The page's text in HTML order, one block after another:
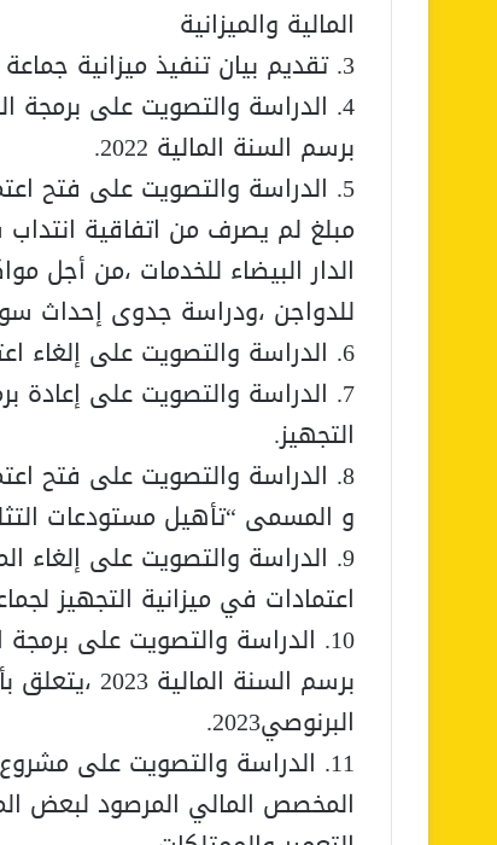
المالية والميزانية
3. تقديم بيان تنفيذ ميزانية جماعة الدار البيضاء برسم سنة 2022.
4. الدراسة والتصويت على برمجة
برسم السنة المالية 2022.
5. الدراسة والتصويت على فتح
مبلغ لم يصرف من اتفاقية انتداب
الدار البيضاء للخدمات ،من أجل
للدواجن ،ودراسة جدوى إحداث
6. الدراسة والتصويت على إلغاء اعتمادات في ميزانية التجهيز.
7. الدراسة والتصويت على إعادة
التجهيز.
8. الدراسة والتصويت على فتح
و المسمى “تأهيل مستودعات
اعتمادات في ميزانية التجهيز
10. الدراسة والتصويت على برمجة
برسم السنة
البرنوصي2023.
11. الدراسة والتصويت على
المخصص المالي المرصود لبعض